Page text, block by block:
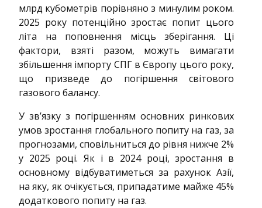
млрд кубометрів порівняно з минулим роком.
2025 року потенційно зростає попит цього
літа на поповнення місць зберігання. Ці
фактори, взяті разом, можуть вимагати
збільшення імпорту СПГ в Європу цього року,
що призведе до погіршення світового
газового балансу.
У зв’язку з погіршенням основних ринкових
умов зростання глобального попиту на газ, за
​​прогнозами, сповільниться до рівня нижче 2%
у 2025 році. Як і в 2024 році, зростання в
основному відбуватиметься за рахунок Азії,
на яку, як очікується, припадатиме майже 45%
додаткового попиту на газ.